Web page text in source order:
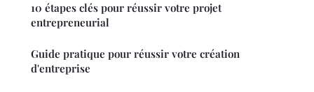
10 étapes clés pour réussir votre projet
entrepreneurial
Guide pratique pour réussir votre création
d'entreprise